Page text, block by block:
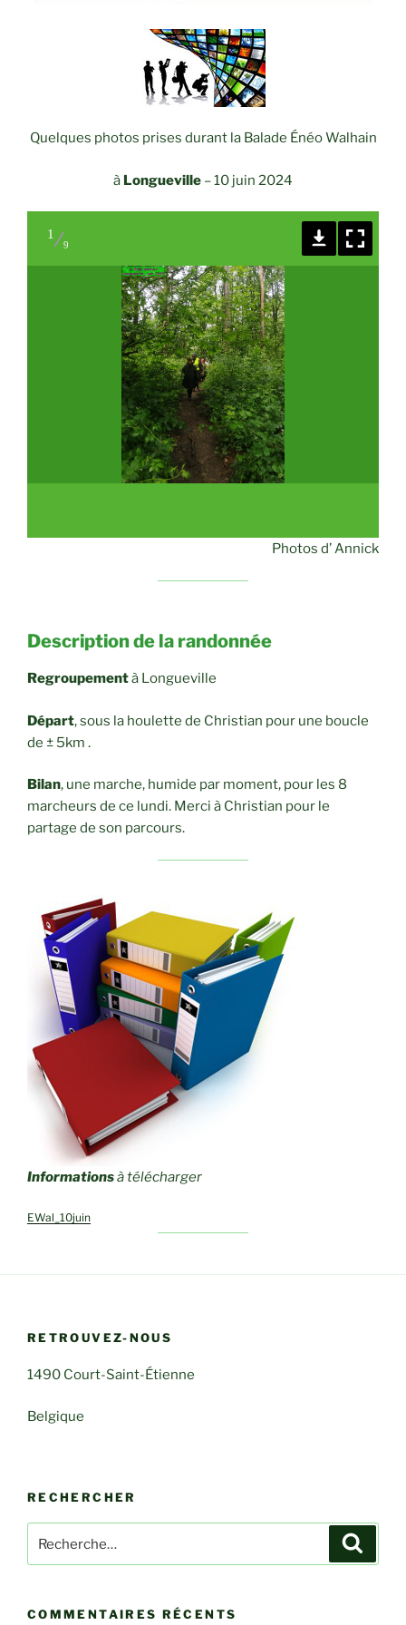
Quelques photos prises durant la Balade Énéo Walhain
à Longueville –10 juin 2024
1
9
Photos d’ Annick
Description de la randonnée
Regroupementà Longueville
Départ, sous la houlette de Christian pour une boucle
de ± 5km .
Bilan, une marche, humide par moment, pour les 8
marcheurs de ce lundi. Merci à Christian pour le
partage de son parcours.
Informationsà télécharger
EWal_10juin
RETROUVEZ-NOUS
1490 Court-Saint-Étienne
Belgique
RECHERCHER
pour
COMMENTAIRES RÉCENTS